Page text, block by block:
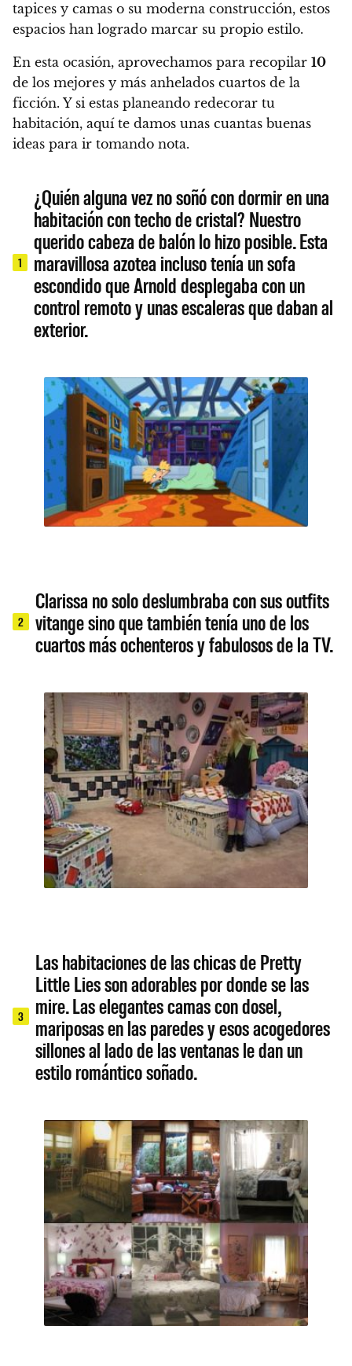
tapices y camas o su moderna construcción, estos
espacios han logrado marcar su propio estilo.
En esta ocasión, aprovechamos para recopilar 10
de los mejores y más anhelados cuartos de la
ficción. Y si estas planeando redecorar tu
habitación, aquí te damos unas cuantas buenas
ideas para ir tomando nota.
1
¿Quién alguna vez no soñó con dormir en una
habitación con techo de cristal? Nuestro
querido cabeza de balón lo hizo posible. Esta
maravillosa azotea incluso tenía un sofa
escondido que Arnold desplegaba con un
control remoto y unas escaleras que daban al
exterior.
2
Clarissa no solo deslumbraba con sus outfits
vitange sino que también tenía uno de los
cuartos más ochenteros y fabulosos de la TV.
3
Las habitaciones de las chicas de Pretty
Little Lies son adorables por donde se las
mire. Las elegantes camas con dosel,
mariposas en las paredes y esos acogedores
sillones al lado de las ventanas le dan un
estilo romántico soñado.